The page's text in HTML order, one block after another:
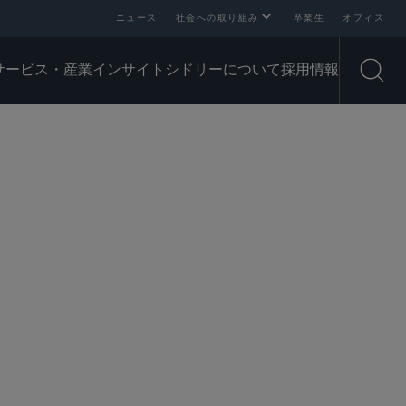
ニュース 社会への取り組み 卒業生 オフィス
ービス・産業インサイト シドリーについて採用情報